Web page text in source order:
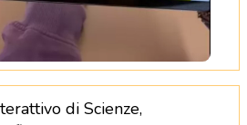
Geometria e Geografia –
di Scienze,